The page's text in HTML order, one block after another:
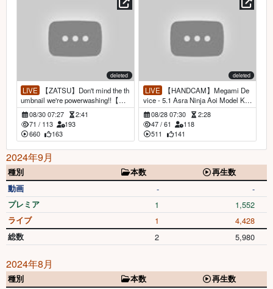
deleted
LIVE
umbnail we're powerwashing!!【Ra
n Tsukiha | Production kawaii】
08/30 07:27
2:41
71 / 113
193
660
163
deleted
LIVE
vice - 5.1 Asra Ninja Aoi Model Kit
【Ran Tsukiha】
08/28 07:30
2:28
47 /61
118
511
141
2024年9月
種別 本数
再生数
動画
- -
プレミア 1 1,552
ライブ 1 4,428
総数 2 5,980
2024年8月
種別 本数
再生数